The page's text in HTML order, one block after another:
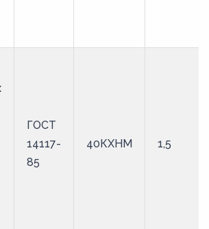
ГОСТ
14117-
85
40КХНМ 1,5